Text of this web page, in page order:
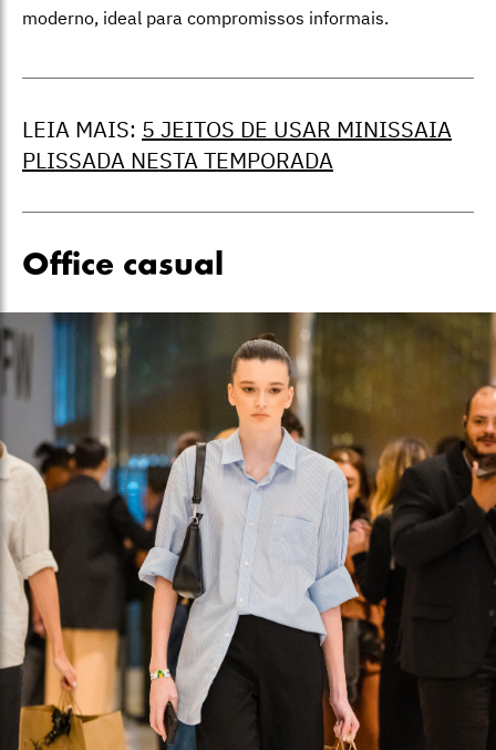
moderno, ideal para compromissos informais.
LEIA MAIS: 5 JEITOS DE USAR MINISSAIA
PLISSADA NESTA TEMPORADA
Office casual